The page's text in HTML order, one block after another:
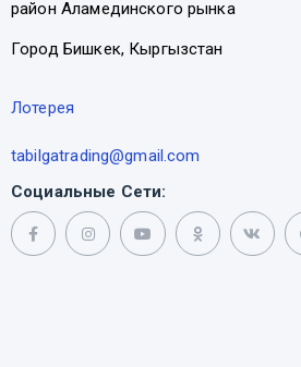
район Аламединского рынка
Город Бишкек, Кыргызстан
Лотерея
tabilgatrading@gmail.com
Социальные Сети: